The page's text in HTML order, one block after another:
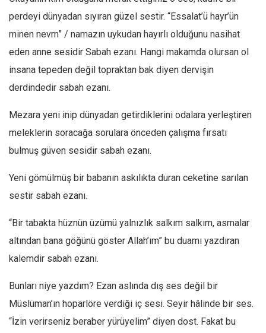
YouTube
Editörden
Yazarlar
Kemal Özer
Mahmut Toptaş
Yvonne Ridley
Barış Tarımcıoğlu
Ömer Kayani
Selçuk Türkyılmaz
Mehmet Ali Tekin
Amina S. Jenenkovic
Bağdagül Öz
Esra Elönü
perdeyi dünyadan sıyıran güzel sestir. “Essalat’ü hayr’ün
minen nevm” / namazın uykudan hayırlı olduğunu nasihat
eden anne sesidir Sabah ezanı. Hangi makamda olursan ol
insana tepeden değil topraktan bak diyen dervişin
derdindedir sabah ezanı.
Mezara yeni inip dünyadan getirdiklerini odalara yerleştiren
meleklerin soracağa sorulara önceden çalışma fırsatı
bulmuş güven sesidir sabah ezanı.
Yeni gömülmüş bir babanın askılıkta duran ceketine sarılan
sestir sabah ezanı.
“Bir tabakta hüznün üzümü yalnızlık salkım salkım, asmalar
altından bana göğünü göster Allah’ım” bu duamı yazdıran
kalemdir sabah ezanı.
Bunları niye yazdım? Ezan aslında dış ses değil bir
Müslüman’ın hoparlöre verdiği iç sesi. Seyir hâlinde bir ses.
“İzin verirseniz beraber yürüyelim” diyen dost. Fakat bu